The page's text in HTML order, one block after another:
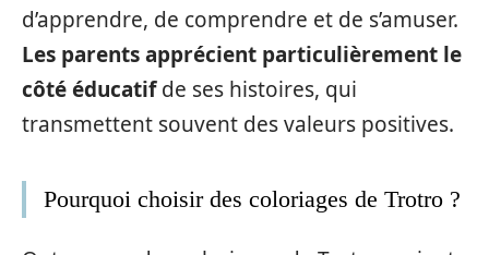
d’apprendre, de comprendre et de s’amuser.
Les parents apprécient particulièrement le
côté éducatifde ses histoires, qui
transmettent souvent des valeurs positives.
Pourquoi choisir des coloriages de Trotro ?